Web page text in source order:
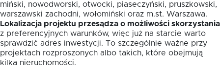
miński, nowodworski, otwocki, piaseczyński, pruszkowski,
warszawski zachodni, wołomiński oraz m.st. Warszawa.
Lokalizacja projektu przesądza o możliwości skorzystania
z preferencyjnych warunków, więc już na starcie warto
sprawdzić adres inwestycji. To szczególnie ważne przy
projektach rozproszonych albo takich, które obejmują
kilka nieruchomości.